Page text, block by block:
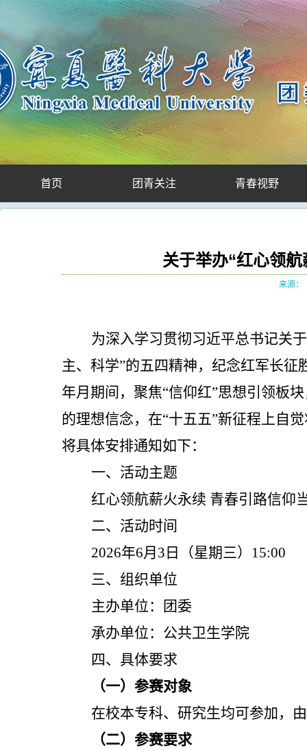
首页 团青关注 青春视野
关于举办“红心领
来源：
为深入学习贯彻习近平总书记关
主、科学”的五四精神，纪念红军长征
年月期间，聚焦“信仰红”思想引领板
的理想信念，在“十五五”新征程上自
将具体安排通知如下：
一、活动主题
红心领航薪火永续 青春引路信仰
二、活动时间
2026年6月3日（星期三） 15:00
三、组织单位
主办单位：团委
承办单位：公共卫生学院
四、具体要求
（一）参赛对象
在校本专科、研究生均可参加，
（二）参赛要求